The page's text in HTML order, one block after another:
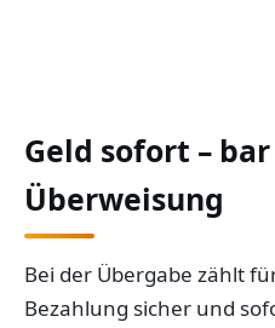
Geld sofort –
Überweisung
Bei der Übergabe zählt
Bezahlung sicher und